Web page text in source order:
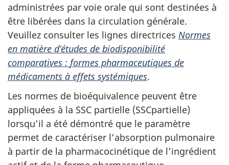
administrées par voie orale qui sont destinées à
être libérées dans la circulation générale.
Veuillez consulter les lignes directrices Normes
en matière d’études de biodisponibilité
comparatives : formes pharmaceutiques de
médicaments à effets systémiques.
Les normes de bioéquivalence peuvent être
appliquées à la SSC partielle (SSCpartielle)
lorsqu’il a été démontré que le paramètre
permet de caractériser l’absorption pulmonaire
à partir de la pharmacocinétique de l’ingrédient